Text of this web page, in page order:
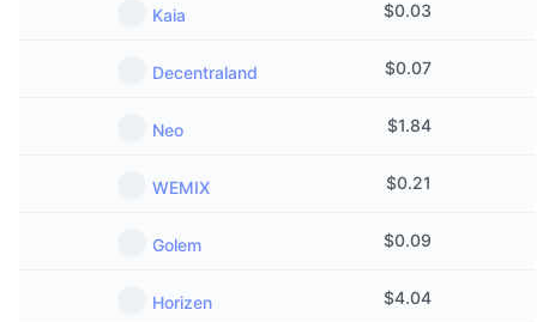
전체 NFT 통계
다가오는 판매
Kaia $0.03
Decentraland $0.07
Neo $1.84
WEMIX $0.21
Golem $0.09
Horizen $4.04